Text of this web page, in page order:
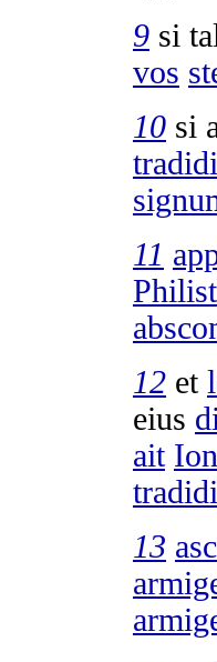
9 si
vos
10 si
11
12 et
eius
ait
13